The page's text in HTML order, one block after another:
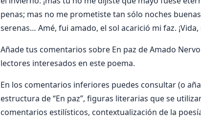
penas; mas no me prometiste tan sólo noches
serenas… Amé, fui amado, el sol acarició mi faz.
Añade tus comentarios sobre En paz de Amado
lectores interesados en este poema.
En los comentarios inferiores puedes consultar (o
estructura de “En paz”, figuras literarias que se
comentarios estilísticos, contextualización de la